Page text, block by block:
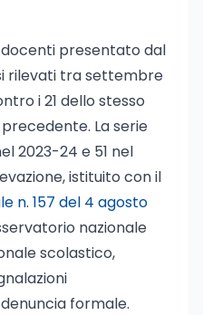
presentato dal
rilevati tra settembre
i 21 dello stesso
La serie
2023-24 e 51 nel
istituito con il
n. 157 del 4 agosto
nazionale
scolastico,
formale.